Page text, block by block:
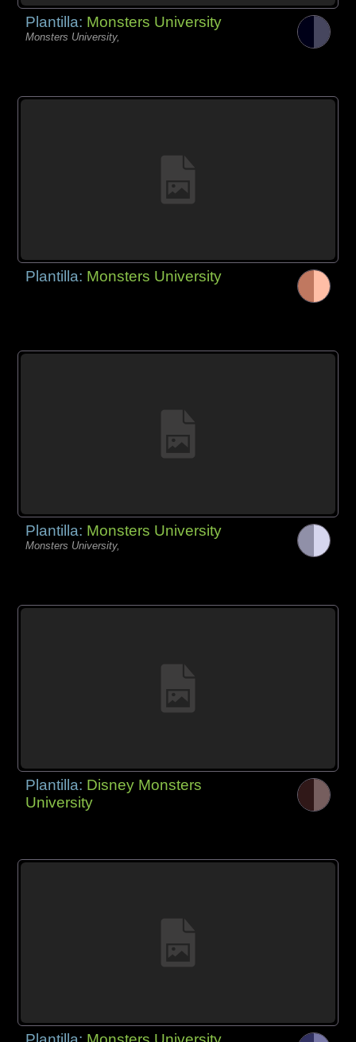
Plantilla: Monsters University
Monsters University,
Plantilla: Monsters University
Plantilla: Monsters University
Monsters University,
Plantilla: Disney Monsters
University